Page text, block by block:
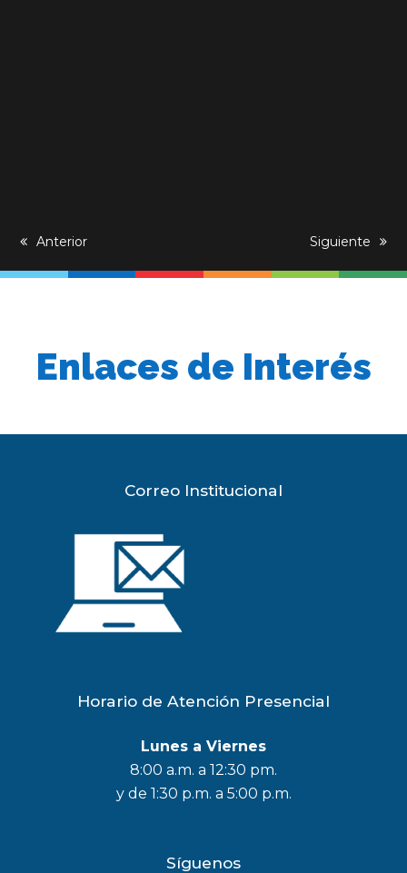
previous
Anterior
next
Siguiente
Enlaces de Interés
Correo Institucional
Horario de Atención Presencial
Lunes a Viernes
8:00 a.m. a 12:30 pm.
y de 1:30 p.m. a 5:00 p.m.
Síguenos